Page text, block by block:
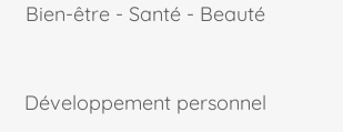
Bien-être - Santé - Beauté
Développement personnel